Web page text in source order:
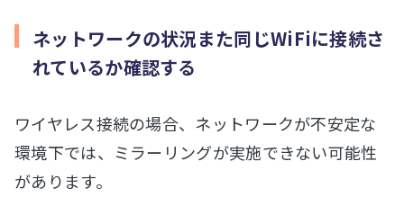
ネットワークの状況また同じWiFiに接続さ
れているか確認する
ワイヤレス接続の場合、ネットワークが不安定な
環境下では、ミラーリングが実施できない可能性
があります。